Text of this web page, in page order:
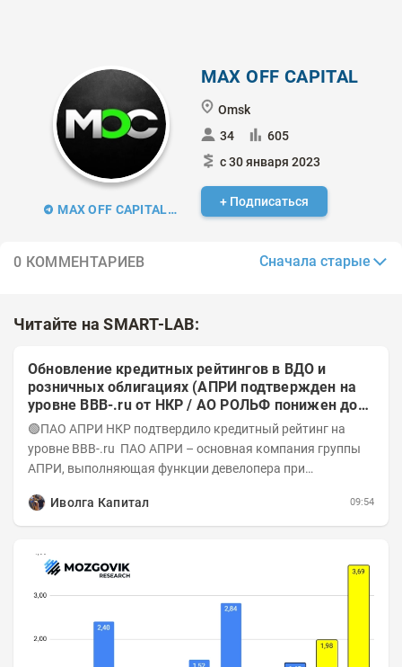
MAX OFF CAPITAL | Трейдинг
MAX OFF CAPITAL
Omsk
34
605
с 30 января 2023
+ Подписаться
0 КОММЕНТАРИЕВ Сначала старые
Читайте на SMART-LAB:
Обновление кредитных рейтингов в ВДО и
розничных облигациях (АПРИ подтвержден на
уровне BBB-.ru от НКР / АО РОЛЬФ понижен до
А-(RU) / Элит Строй присвоен на уровне BBB.ru)
🟢ПАО АПРИ НКР подтвердило кредитный рейтинг на
уровне BBB-.ru ПАО АПРИ – основная компания группы
АПРИ, выполняющая функции девелопера при
Иволга Капитал
09:54